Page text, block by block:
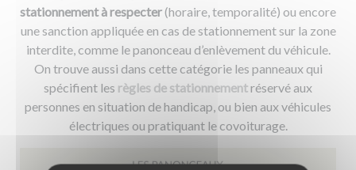
stationnement à respecter(horaire, temporalité) ou encore
une sanction appliquée en cas de stationnement sur la zone
interdite, comme le panonceau d’enlèvement du véhicule.
On trouve aussi dans cette catégorie les panneaux qui
spécifient les règles de stationnementréservé aux
personnes en situation de handicap, ou bien aux véhicules
électriques ou pratiquant le covoiturage.